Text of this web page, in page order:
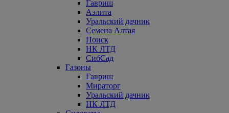
Гавриш
Аэлита
Уральский дачник
Семена Алтая
Поиск
НК ЛТД
СибСад
Газоны
Гавриш
Мираторг
Уральский дачник
НК ЛТД